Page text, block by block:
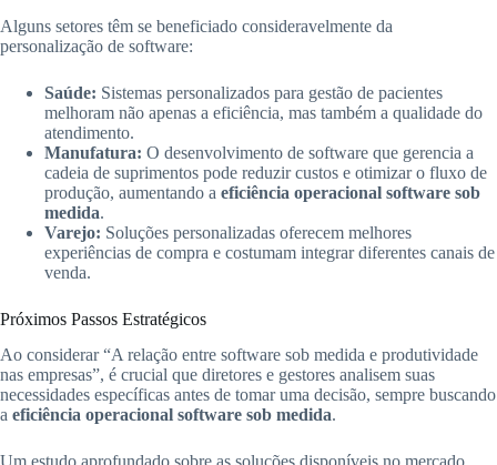
Alguns setores têm se beneficiado consideravelmente da
personalização de software:
Saúde: Sistemas personalizados para gestão de pacientes
melhoram não apenas a eficiência, mas também a qualidade do
atendimento.
Manufatura: O desenvolvimento de software que gerencia a
cadeia de suprimentos pode reduzir custos e otimizar o fluxo de
produção, aumentando a eficiência operacional software sob
medida.
Varejo: Soluções personalizadas oferecem melhores
experiências de compra e costumam integrar diferentes canais de
venda.
Próximos Passos Estratégicos
Ao considerar “A relação entre software sob medida e produtividade
nas empresas”, é crucial que diretores e gestores analisem suas
necessidades específicas antes de tomar uma decisão, sempre buscando
a eficiência operacional software sob medida.